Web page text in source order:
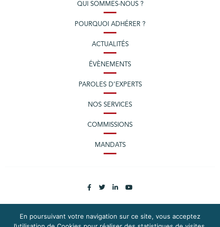
QUI SOMMES-NOUS ?
POURQUOI ADHÉRER ?
ACTUALITÉS
ÉVÈNEMENTS
PAROLES D’EXPERTS
NOS SERVICES
COMMISSIONS
MANDATS
En poursuivant votre navigation sur ce site, vous acceptez